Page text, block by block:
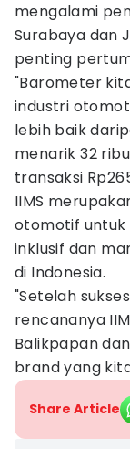
mengalami
Surabaya dan
penting
"Barometer
industri
lebih baik
menarik 32
transaksi
IIMS
otomotif untuk
inklusif dan
di Indonesia.
"Setelah
rencananya
Balikpapan
brand yang
Share Article